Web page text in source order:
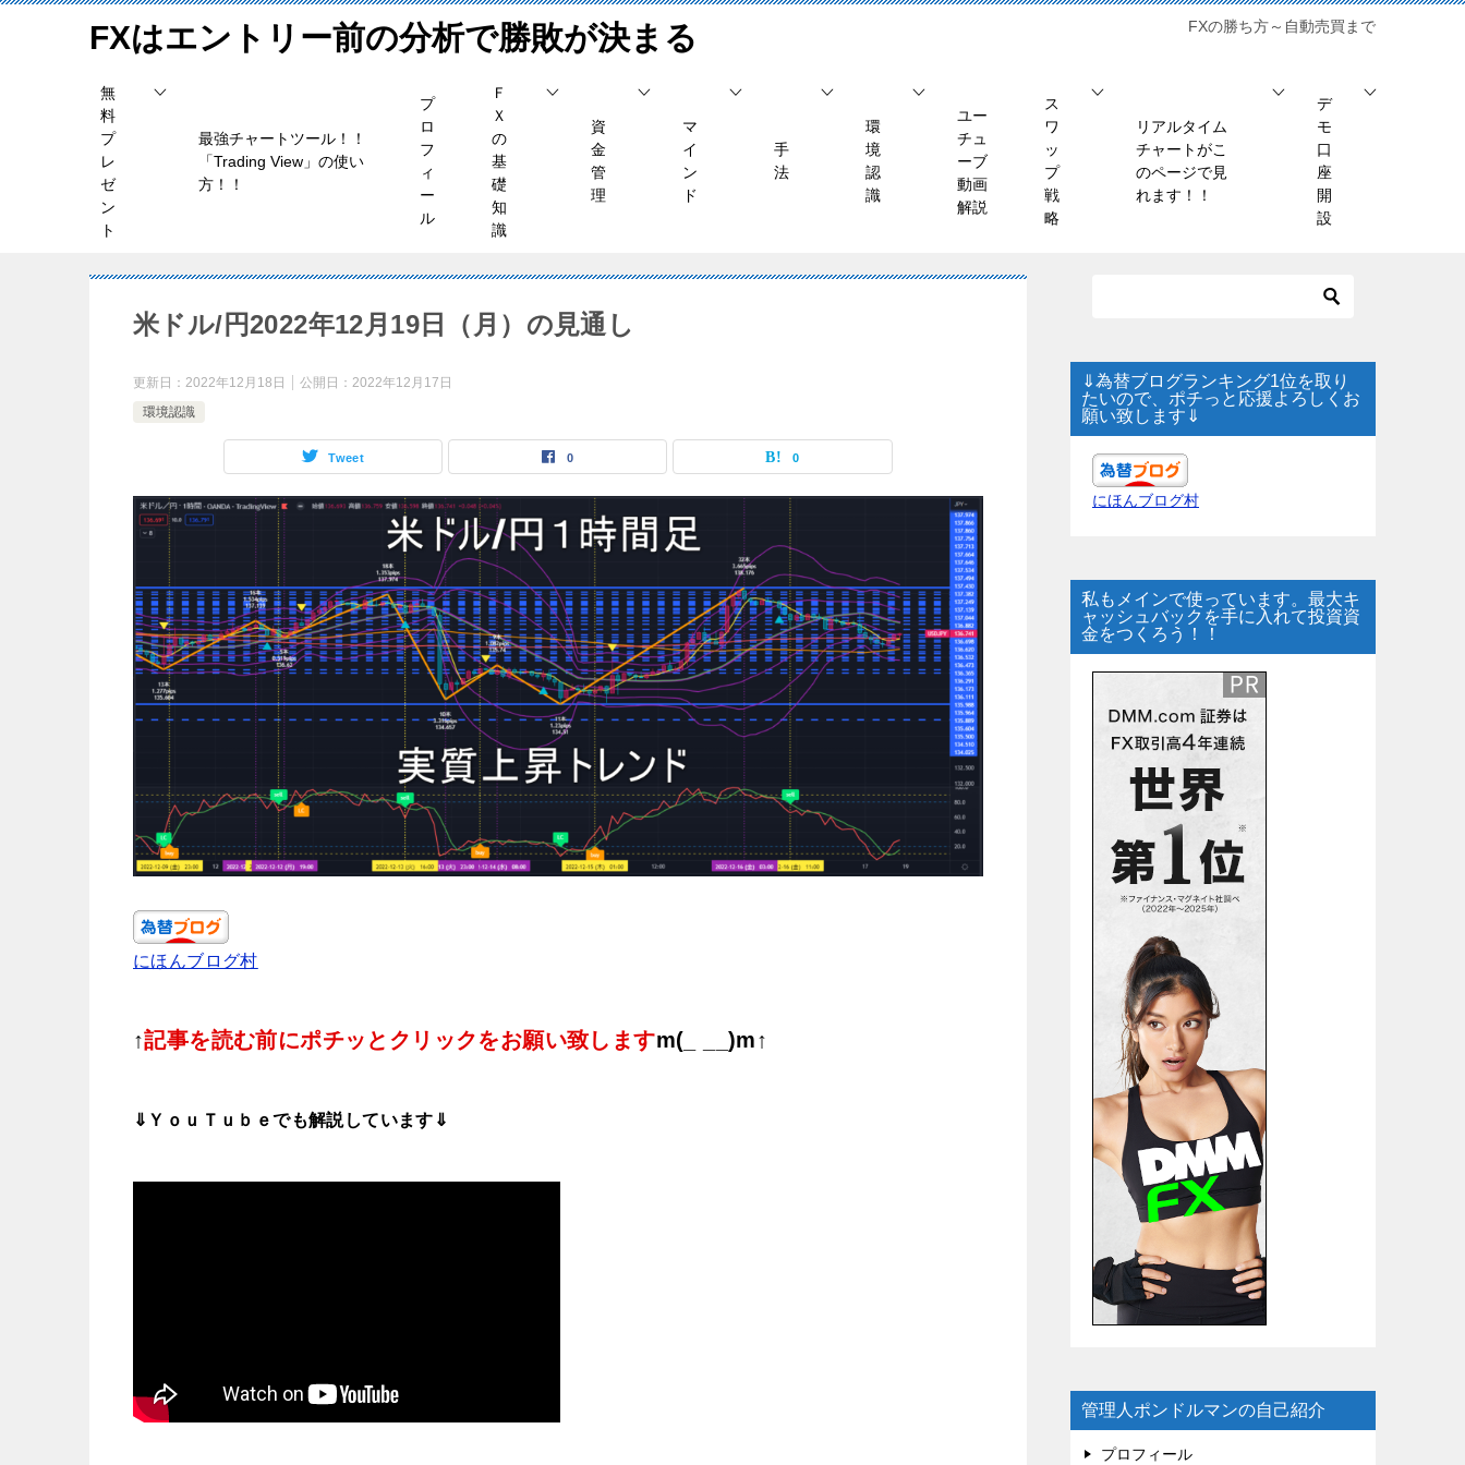
FXはエントリー前の分析で勝敗が決まる FXの勝ち方～自動売買まで
無
料
プ
レ
ゼ
ン
ト
最強チャートツール！！
「Trading View」の使い
方！！
プ
ロ
フ
ィ
ー
ル
Ｆ
Ｘ
の
基
礎
知
識
資
金
管
理
マ
イ
ン
ド
手
法
環
境
認
識
ユー
チュ
ーブ
動画
解説
ス
ワ
ッ
プ
戦
略
リアルタイム
チャートがこ
のページで見
れます！！
デ
モ
口
座
開
設
米ドル/円2022年12月19日（月）の見通し
更新日： 2022年12月18日 公開日： 2022年12月17日
環境認識
Tweet 0 0
にほんブログ村
↑記事を読む前にポチッとクリックをお願い致しますm(_ __)m↑
⇓ＹｏｕＴｕｂｅでも解説しています⇓
⇓為替ブログランキング1位を取り
たいので、ポチっと応援よろしくお
願い致します⇓
にほんブログ村
私もメインで使っています。最大キ
ャッシュバックを手に入れて投資資
金をつくろう！！
管理人ポンドルマンの自己紹介
プロフィール